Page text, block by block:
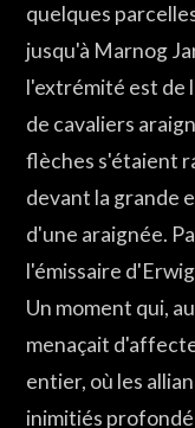
quelques
jusqu'à Marnog
l'extrémité est de
de cavaliers
flèches s'étaient
devant la grande
d'une araignée.
l'émissaire
Un moment qui,
menaçait
entier, où les
inimitiés